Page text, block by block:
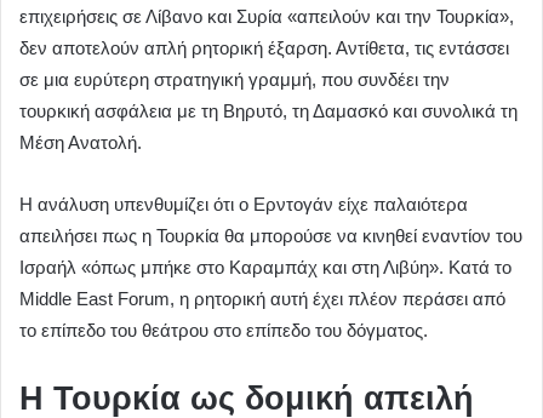
επιχειρήσεις σε Λίβανο και Συρία «απειλούν και την Τουρκία»,
δεν αποτελούν απλή ρητορική έξαρση. Αντίθετα, τις εντάσσει
σε μια ευρύτερη στρατηγική γραμμή, που συνδέει την
τουρκική ασφάλεια με τη Βηρυτό, τη Δαμασκό και συνολικά τη
Μέση Ανατολή.
Η ανάλυση υπενθυμίζει ότι ο Ερντογάν είχε παλαιότερα
απειλήσει πως η Τουρκία θα μπορούσε να κινηθεί εναντίον του
Ισραήλ «όπως μπήκε στο Καραμπάχ και στη Λιβύη». Κατά το
Middle East Forum, η ρητορική αυτή έχει πλέον περάσει από
το επίπεδο του θεάτρου στο επίπεδο του δόγματος.
Η Τουρκία ως δομική απειλή